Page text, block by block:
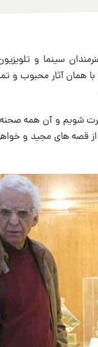
سینما و
همان آثار محبوب و
پوراحمد کافی ا‌ست تا به دهه ۷۰
از قصه های مجید و